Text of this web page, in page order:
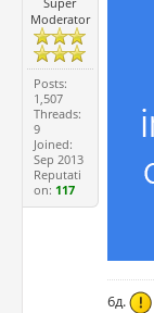
Moderator
Posts:
1,507
Threads:
9
Joined:
Sep 2013
Reputati
on: 117
6д.